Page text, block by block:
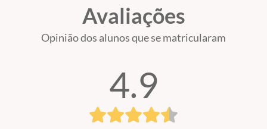
Avaliações
Opinião dos alunos que se matricularam
4.9